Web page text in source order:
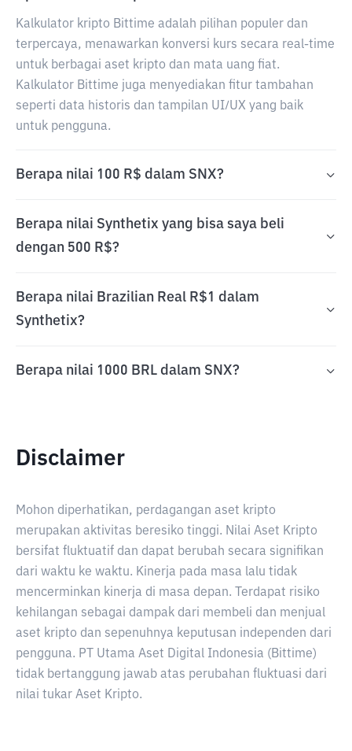
Kalkulator kripto Bittime adalah pilihan populer dan
terpercaya, menawarkan konversi kurs secara real-time
untuk berbagai aset kripto dan mata uang fiat.
Kalkulator Bittime juga menyediakan fitur tambahan
seperti data historis dan tampilan UI/UX yang baik
untuk pengguna.
Berapa nilai 100 R$ dalam SNX?
Berapa nilai Synthetix yang bisa saya beli
dengan 500 R$?
Berapa nilai Brazilian Real R$1 dalam
Synthetix?
Berapa nilai 1000 BRL dalam SNX?
Disclaimer
Mohon diperhatikan, perdagangan aset kripto
merupakan aktivitas beresiko tinggi. Nilai Aset Kripto
bersifat fluktuatif dan dapat berubah secara signifikan
dari waktu ke waktu. Kinerja pada masa lalu tidak
mencerminkan kinerja di masa depan. Terdapat risiko
kehilangan sebagai dampak dari membeli dan menjual
aset kripto dan sepenuhnya keputusan independen dari
pengguna. PT Utama Aset Digital Indonesia (Bittime)
tidak bertanggung jawab atas perubahan fluktuasi dari
nilai tukar Aset Kripto.